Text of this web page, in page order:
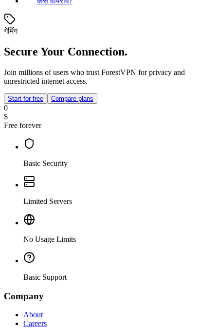
गेमिंग
Secure Your Connection.
Join millions of users who trust ForestVPN for privacy and
unrestricted internet access.
Start for free Compare plans
0
$
Free forever
Basic Security
Limited Servers
No Usage Limits
Basic Support
Company
About
Careers